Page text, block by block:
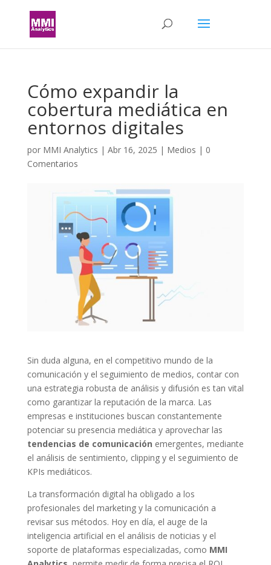
Cómo expandir la
cobertura mediática en
entornos digitales
por MMI Analytics | Abr 16, 2025 | Medios | 0
Comentarios
Sin duda alguna, en el competitivo mundo de la
comunicación y el seguimiento de medios, contar con
una estrategia robusta de análisis y difusión es tan vital
como garantizar la reputación de la marca. Las
empresas e instituciones buscan constantemente
potenciar su presencia mediática y aprovechar las
tendencias de comunicación emergentes, mediante
el análisis de sentimiento, clipping y el seguimiento de
KPIs mediáticos.
La transformación digital ha obligado a los
profesionales del marketing y la comunicación a
revisar sus métodos. Hoy en día, el auge de la
inteligencia artificial en el análisis de noticias y el
soporte de plataformas especializadas, como MMI